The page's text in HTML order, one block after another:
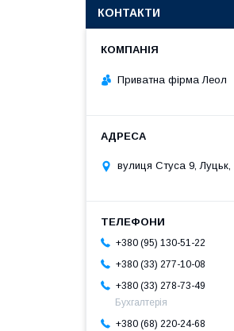
КОНТАКТИ
Приватна фірма Леол
вулиця Стуса 9, Луцьк,
+380 (95) 130-51-22
+380 (33) 277-10-08
+380 (33) 278-73-49
Бухгалтерія
+380 (68) 220-24-68